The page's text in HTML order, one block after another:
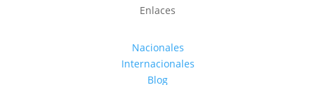
Enlaces
Nacionales
Internacionales
Blog